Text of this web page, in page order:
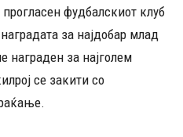
фудбалскиот клуб
за најдобар млад
награден за најголем
се закити со